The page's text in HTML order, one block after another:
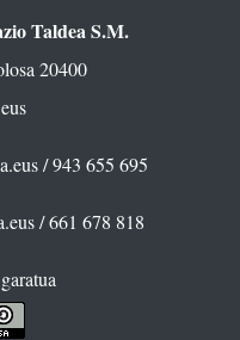
Taldea S.M.
20400
/ 943 655 695
/ 661 678 818